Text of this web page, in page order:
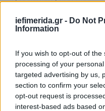
iefimerida.gr - Do Not
Information
If you wish to opt-out of
processing of your
targeted advertising by us,
section to confirm your
opt-out request is
interest-based ads based
Επιβάτης στο
χανταϊό ξεσπά: «Δεν
[βίντεο]